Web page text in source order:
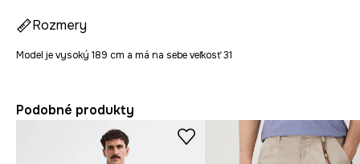
Rozmery
Model je vysoký 189 cm a má na sebe veľkosť 31
Podobné produkty